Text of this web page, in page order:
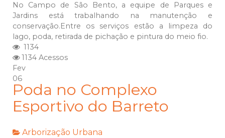
No Campo de São Bento, a equipe de Parques e
Jardins está trabalhando na manutenção e
conservação.Entre os serviços estão a limpeza do
lago, poda, retirada de pichação e pintura do meio fio.
1134
1134 Acessos
Fev
06
Poda no Complexo
Esportivo do Barreto
Arborização Urbana